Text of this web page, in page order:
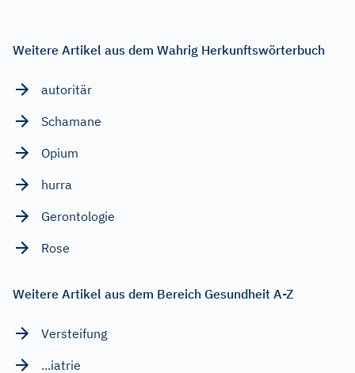
Weitere Artikel aus dem Wahrig Herkunftswörterbuch
autoritär
Schamane
Opium
hurra
Gerontologie
Rose
Weitere Artikel aus dem Bereich Gesundheit A-Z
Versteifung
...iatrie